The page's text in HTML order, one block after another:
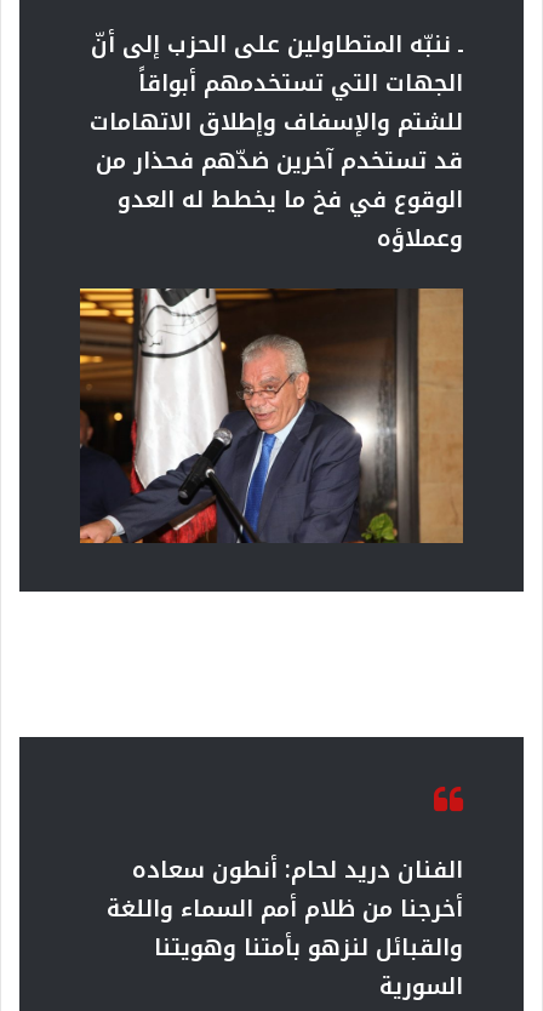
ـ ننبّه المتطاولين على الحزب إلى أنّ
الجهات التي تستخدمهم أبواقاً
للشتم والإسفاف وإطلاق الاتهامات
قد تستخدم آخرين ضدّهم فحذار من
الوقوع في فخ ما يخطط له العدو
وعملاؤه
الفنان دريد لحام: أنطون سعاده
أخرجنا من ظلام أمم السماء واللغة
والقبائل لنزهو بأمتنا وهويتنا
السورية